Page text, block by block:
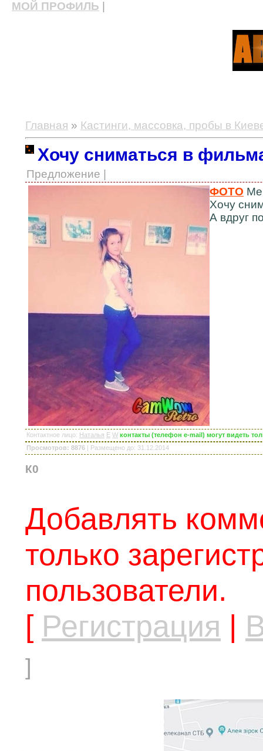
МОЙ ПРОФИЛЬ
Главная » Кастинги, массовка, пробы в
Хочу сниматься в
Предложение |
ФОТО
Хочу
А вдруг
Контактное лицо: Наталья E W контакты (телефон e-mail) могут видеть
Просмотров: 8876 | Размещено до: 31.12.2014
К0
Добавлять
только
пользователи.
[ Регистрация |
]